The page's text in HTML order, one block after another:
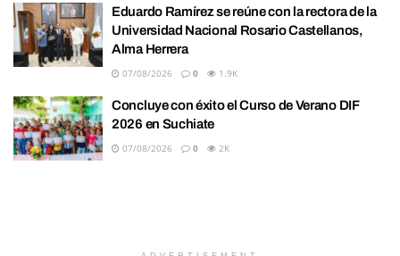
Eduardo Ramírez se reúne con la rectora de la
Universidad Nacional Rosario Castellanos,
Alma Herrera
07/08/2026 0 1.9K
Concluye con éxito el Curso de Verano DIF
2026 en Suchiate
07/08/2026 0 2K